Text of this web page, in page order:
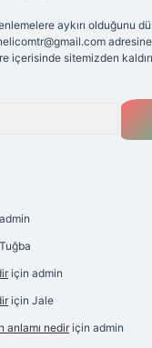
aykırı olduğunu
içerisinde sitemizden
admin
Tuğba
için admin
için Jale
anlamı nedir için admin